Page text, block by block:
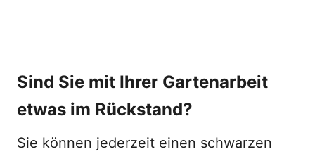
Sind Sie mit Ihrer Gartenarbeit
etwas im Rückstand?
Sie können jederzeit einen schwarzen